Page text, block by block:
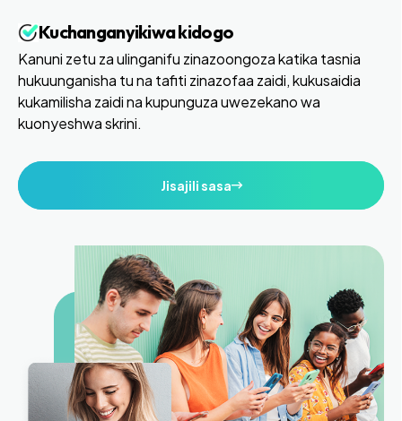
Kuchanganyikiwa kidogo
Kanuni zetu za ulinganifu zinazoongoza katika tasnia
hukuunganisha tu na tafiti zinazofaa zaidi, kukusaidia
kukamilisha zaidi na kupunguza uwezekano wa
kuonyeshwa skrini.
Jisajili sasa